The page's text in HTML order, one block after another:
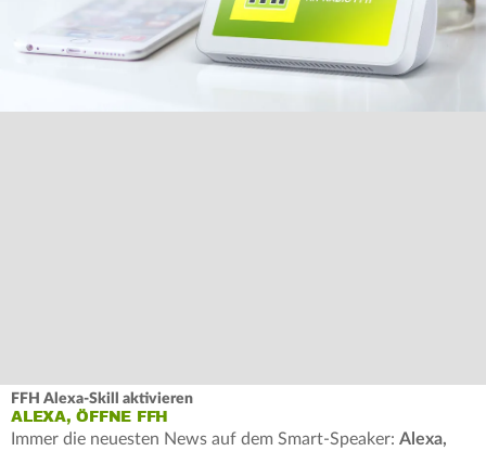
FFH Alexa-Skill aktivieren
ALEXA, ÖFFNE FFH
Immer die neuesten News auf dem Smart-Speaker: Alexa,